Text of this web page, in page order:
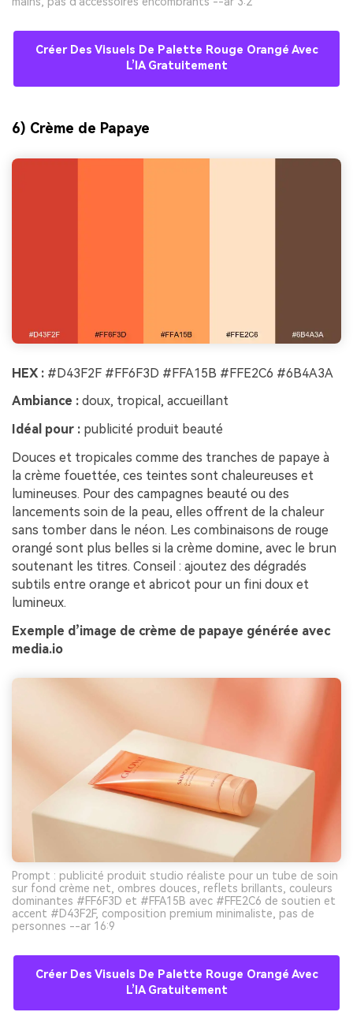
Créer Des Visuels De Palette Rouge Orangé Avec
L’IA Gratuitement
6) Crème de Papaye
HEX : #D43F2F #FF6F3D #FFA15B #FFE2C6 #6B4A3A
Ambiance : doux, tropical, accueillant
Idéal pour : publicité produit beauté
Douces et tropicales comme des tranches de papaye à
la crème fouettée, ces teintes sont chaleureuses et
lumineuses. Pour des campagnes beauté ou des
lancements soin de la peau, elles offrent de la chaleur
sans tomber dans le néon. Les combinaisons de rouge
orangé sont plus belles si la crème domine, avec le brun
soutenant les titres. Conseil : ajoutez des dégradés
subtils entre orange et abricot pour un fini doux et
lumineux.
Exemple d’image de crème de papaye générée avec
media.io
Prompt : publicité produit studio réaliste pour un tube de soin
sur fond crème net, ombres douces, reflets brillants, couleurs
dominantes #FF6F3D et #FFA15B avec #FFE2C6 de soutien et
accent #D43F2F, composition premium minimaliste, pas de
personnes --ar 16:9
Créer Des Visuels De Palette Rouge Orangé Avec
L’IA Gratuitement